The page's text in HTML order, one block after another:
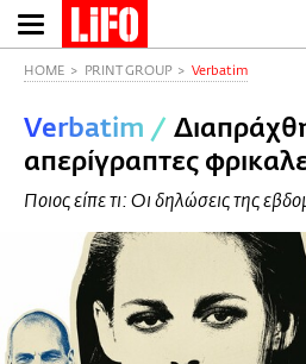
Παράκαμψη
προς
περιεχόμενο
HOME PRINT GROUP Verbatim
Verbatim /
απερίγραπτες
Ποιος είπε τι: Οι δηλώσεις της